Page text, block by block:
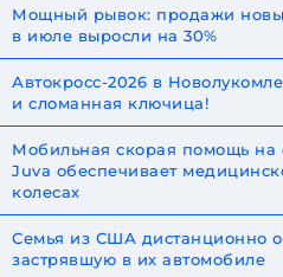
Мощный рывок: продажи
в июле выросли на 30%
Автокросс-2026 в
и сломанная ключица!
Мобильная скорая помощь на
Juva обеспечивает
колесах
Семья из США дистанционно
застрявшую в их автомобиле